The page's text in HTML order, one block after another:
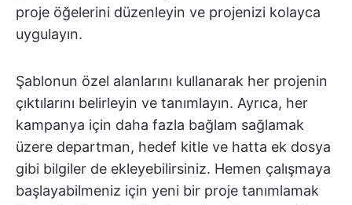
proje öğelerini düzenleyin ve projenizi kolayca
uygulayın.
Şablonun özel alanlarını kullanarak her projenin
çıktılarını belirleyin ve tanımlayın. Ayrıca, her
kampanya için daha fazla bağlam sağlamak
üzere departman, hedef kitle ve hatta ek dosya
gibi bilgiler de ekleyebilirsiniz. Hemen çalışmaya
başlayabilmeniz için yeni bir proje tanımlamak